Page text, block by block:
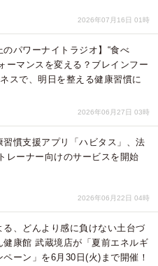
2026年07月16日 01時
のパワーナイトラジオ】“食べ
ーマンスを変える？ブレインフー
スで、明日を整える健康習慣に
2026年06月27日 03時
習慣支援アプリ「ハビタス」、法
レーナー向けのサービスを開始
2026年06月22日 04時
る、どんより感に負けない土台づ
健康館 武蔵境店が「夏前エネルギ
ーン」を6月30日(火)まで開催！